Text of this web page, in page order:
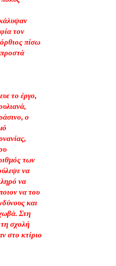
τον
πίσω
το έργο,
ο
των
να
να
να του
και
Στη
σχολή
στο κτίριο